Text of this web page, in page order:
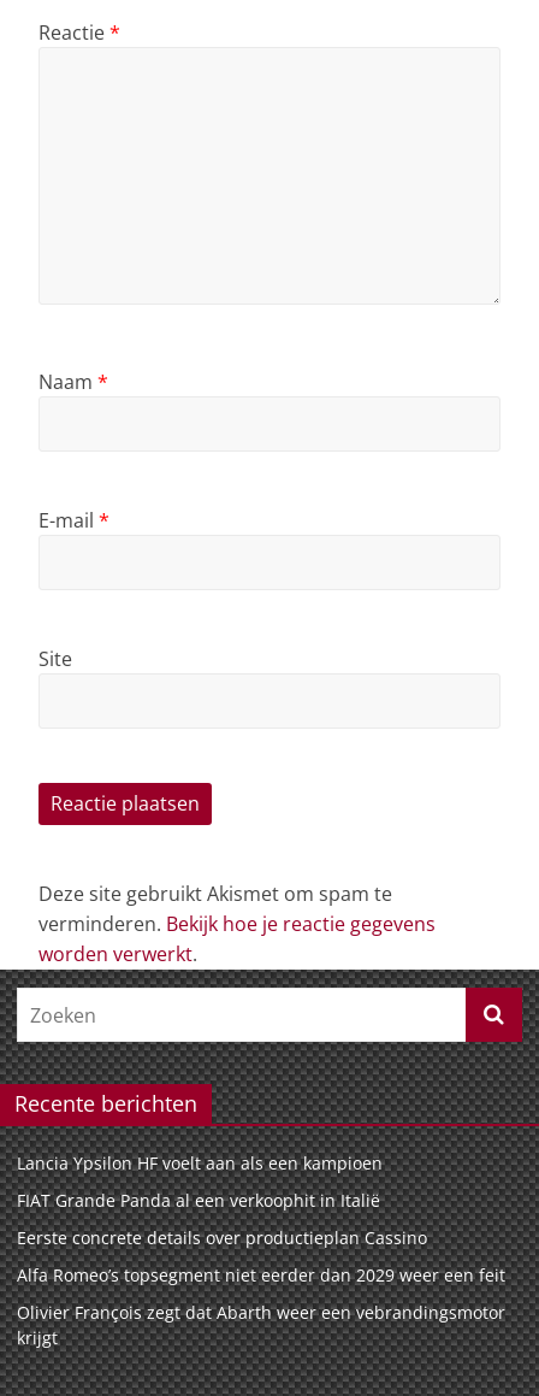
Reactie*
Naam *
E-mail *
Site
Deze site gebruikt Akismet om spam te
verminderen. Bekijk hoe je reactie gegevens
worden verwerkt.
Recente berichten
Lancia Ypsilon HF voelt aan als een kampioen
FIAT Grande Panda al een verkoophit in Italië
Eerste concrete details over productieplan Cassino
Alfa Romeo’s topsegment niet eerder dan 2029 weer een feit
Olivier François zegt dat Abarth weer een vebrandingsmotor
krijgt